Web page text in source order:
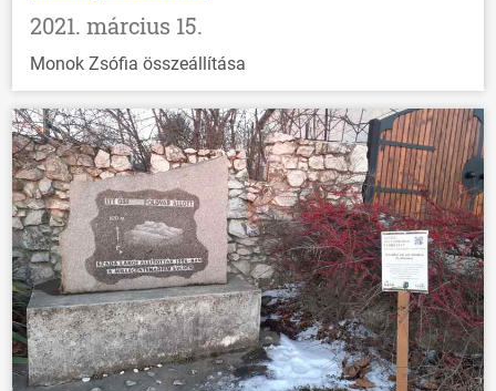
2021. március 15.
Monok Zsófia összeállítása